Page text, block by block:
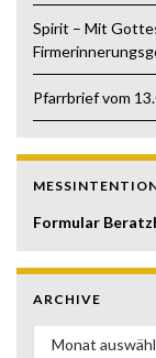
Spirit – Mit
Pfarrbrief vom
Formular
ARCHIVE
Archive